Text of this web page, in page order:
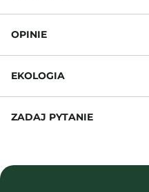
OPINIE
EKOLOGIA
ZADAJ PYTANIE